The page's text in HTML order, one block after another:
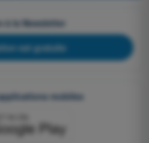
à la Newsletter
est gratuite
mobiles